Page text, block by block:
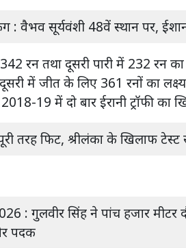
: वैभव सूर्यवंशी 48वें स्थान पर,
रन तथा दूसरी पारी में 232 रन
में जीत के लिए 361 रनों का
19 में दो बार ईरानी ट्रॉफी का
तरह फिट, श्रीलंका के खिलाफ
: गुलवीर सिंह ने पांच हजार
पदक